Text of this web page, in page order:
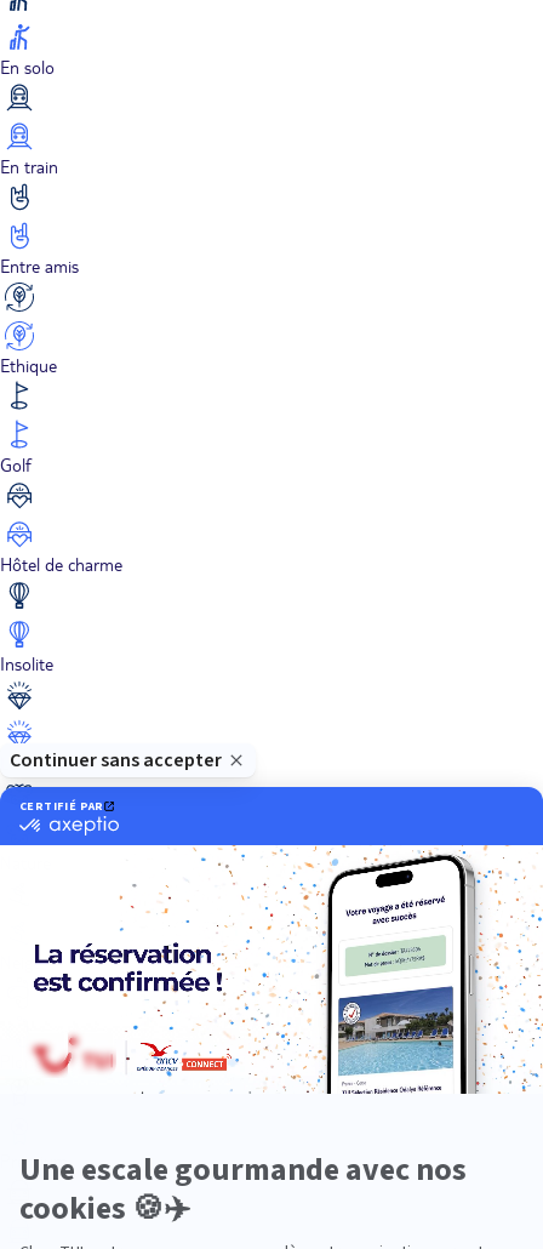
En solo
En train
Entre amis
Ethique
Golf
Hôtel de charme
Insolite
Luxe
Neige
Plongée
Premium